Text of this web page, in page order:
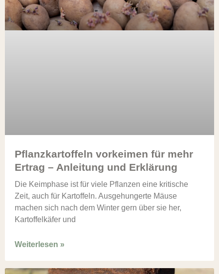
Pflanzkartoffeln vorkeimen für mehr
Ertrag – Anleitung und Erklärung
Die Keimphase ist für viele Pflanzen eine kritische
Zeit, auch für Kartoffeln. Ausgehungerte Mäuse
machen sich nach dem Winter gern über sie her,
Kartoffelkäfer und
Weiterlesen »